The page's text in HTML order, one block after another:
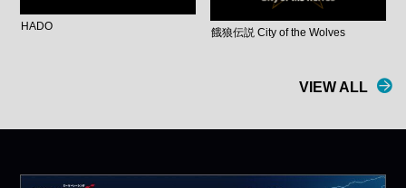
HADO
餓狼伝説 City of the Wolves
VIEW ALL